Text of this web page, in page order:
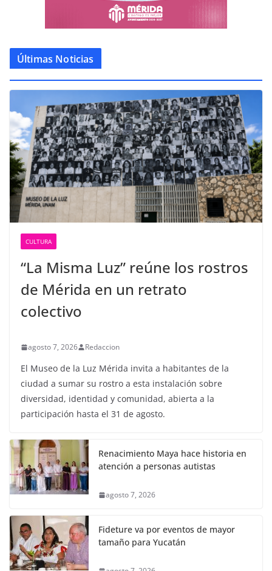
Últimas Noticias
CULTURA
“La Misma Luz” reúne los rostros
de Mérida en un retrato
colectivo
agosto 7, 2026 Redaccion
El Museo de la Luz Mérida invita a habitantes de la
ciudad a sumar su rostro a esta instalación sobre
diversidad, identidad y comunidad, abierta a la
participación hasta el 31 de agosto.
Renacimiento Maya hace historia en
atención a personas autistas
agosto 7, 2026
Fideture va por eventos de mayor
tamaño para Yucatán